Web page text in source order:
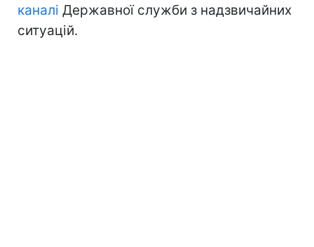
каналі Державної служби з надзвичайних
ситуацій.